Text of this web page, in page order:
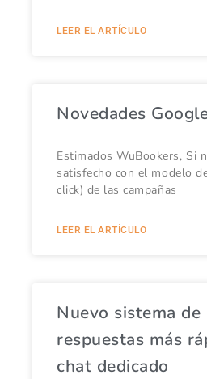
LEER EL ARTÍCULO
Novedades
Estimados WuBookers, Si
satisfecho con el modelo
click) de las campañas
LEER EL ARTÍCULO
Nuevo sistema
respuestas más
chat dedicado